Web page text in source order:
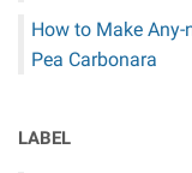
How to Make Any-
Pea Carbonara
LABEL